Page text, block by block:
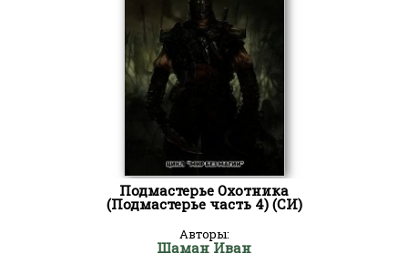
Подмастерье Охотника
(Подмастерье часть 4) (СИ)
Авторы:
Шаман Иван